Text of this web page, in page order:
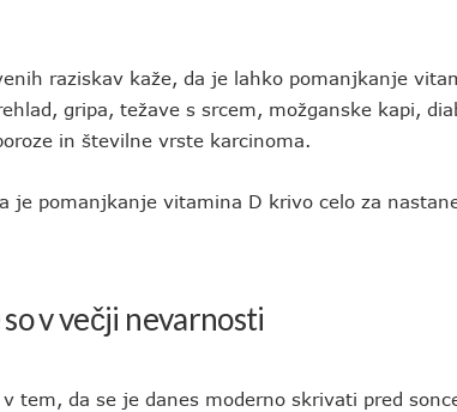
raziskav kaže, da je lahko pomanjkanje
gripa, težave s srcem, možganske kapi,
in številne vrste karcinoma.
je pomanjkanje vitamina D krivo celo za
v večji nevarnosti
tem, da se je danes moderno skrivati pred